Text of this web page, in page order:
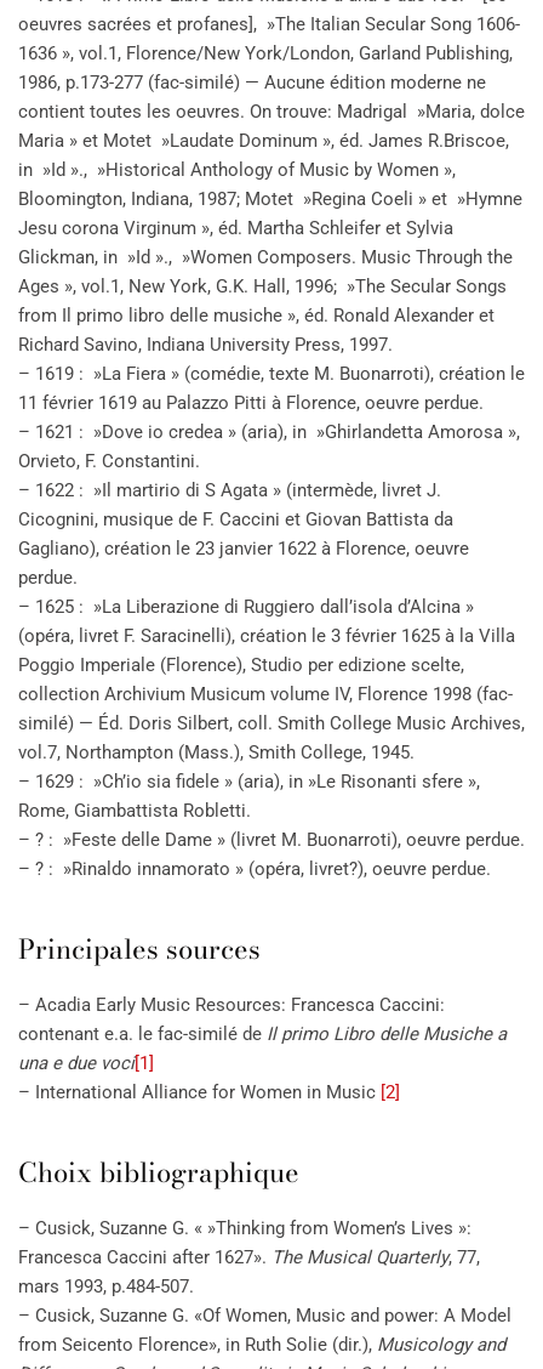
oeuvres sacrées et profanes], »The Italian Secular Song 1606-
1636 », vol.1, Florence/New York/London, Garland Publishing,
1986, p.173-277 (fac-similé) — Aucune édition moderne ne
contient toutes les oeuvres. On trouve: Madrigal »Maria, dolce
Maria » et Motet »Laudate Dominum », éd. James R.Briscoe,
in »Id »., »Historical Anthology of Music by Women »,
Bloomington, Indiana, 1987; Motet »Regina Coeli » et »Hymne
Jesu corona Virginum », éd. Martha Schleifer et Sylvia
Glickman, in »Id »., »Women Composers. Music Through the
Ages », vol.1, New York, G.K. Hall, 1996; »The Secular Songs
from Il primo libro delle musiche », éd. Ronald Alexander et
Richard Savino, Indiana University Press, 1997.
– 1619 : »La Fiera » (comédie, texte M. Buonarroti), création le
11 février 1619 au Palazzo Pitti à Florence, oeuvre perdue.
– 1621 : »Dove io credea » (aria), in »Ghirlandetta Amorosa »,
Orvieto, F. Constantini.
– 1622 : »Il martirio di S Agata » (intermède, livret J.
Cicognini, musique de F. Caccini et Giovan Battista da
Gagliano), création le 23 janvier 1622 à Florence, oeuvre
perdue.
– 1625 : »La Liberazione di Ruggiero dall’isola d’Alcina »
(opéra, livret F. Saracinelli), création le 3 février 1625 à la Villa
Poggio Imperiale (Florence), Studio per edizione scelte,
collection Archivium Musicum volume IV, Florence 1998 (fac-
similé) — Éd. Doris Silbert, coll. Smith College Music Archives,
vol.7, Northampton (Mass.), Smith College, 1945.
– 1629 : »Ch’io sia fidele » (aria), in »Le Risonanti sfere »,
Rome, Giambattista Robletti.
– ? : »Feste delle Dame » (livret M. Buonarroti), oeuvre perdue.
– ? : »Rinaldo innamorato » (opéra, livret?), oeuvre perdue.
Principales sources
– Acadia Early Music Resources: Francesca Caccini:
contenant e.a. le fac-similé de Il primo Libro delle Musiche a
una e due voci[1]
– International Alliance for Women in Music [2]
Choix bibliographique
– Cusick, Suzanne G. « »Thinking from Women’s Lives »:
Francesca Caccini after 1627». The Musical Quarterly, 77,
mars 1993, p.484-507.
– Cusick, Suzanne G. «Of Women, Music and power: A Model
from Seicento Florence», in Ruth Solie (dir.), Musicology and